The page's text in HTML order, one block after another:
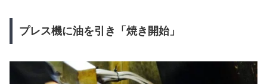
プレス機に油を引き「焼き開始」